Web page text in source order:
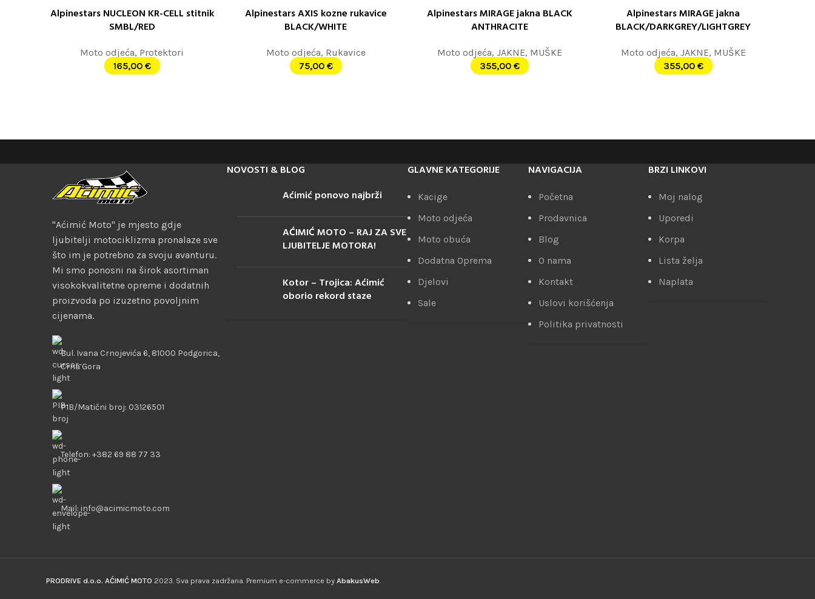
ODABERITE OPCIJE
Alpinestars NUCLEON KR-CELL stitnik
SMBL/RED
Moto odjeća, Protektori
165,00 €
ODABERITE OPCIJE
Alpinestars AXIS kozne rukavice
BLACK/WHITE
Moto odjeća, Rukavice
75,00 €
ODABERITE OPCIJE
Alpinestars MIRAGE jakna BLACK
ANTHRACITE
Moto odjeća, JAKNE, MUŠKE
355,00 €
ODABERITE OPCIJE
Alpinestars MIRAGE jakna
BLACK/DARKGREY/LIGHTGREY
Moto odjeća, JAKNE, MUŠKE
355,00 €
"Aćimić Moto" je mjesto gdje
ljubitelji motociklizma pronalaze sve
što im je potrebno za svoju avanturu.
Mi smo ponosni na širok asortiman
visokokvalitetne opreme i dodatnih
proizvoda po izuzetno povoljnim
cijenama.
Bul. Ivana Crnojevića 6, 81000 Podgorica,
Crna Gora
PIB/Matični broj: 03126501
Telefon: +382 69 88 77 33
Mail: info@acimicmoto.com
NOVOSTI & BLOG
Aćimić ponovo najbrži
AĆIMIĆ MOTO – RAJ ZA SVE
LJUBITELJE MOTORA!
Kotor – Trojica: Aćimić
oborio rekord staze
GLAVNE KATEGORIJE
Kacige
Moto odjeća
Moto obuća
Dodatna Oprema
Djelovi
Sale
NAVIGACIJA
Početna
Prodavnica
Blog
O nama
Kontakt
Uslovi korišćenja
Politika privatnosti
BRZI LINKOVI
Moj nalog
Uporedi
Korpa
Lista želja
Naplata
PRODRIVE d.o.o. AĆIMIĆ MOTO 2023. Sva prava zadržana. Premium e-commerce by AbakusWeb